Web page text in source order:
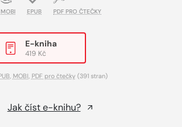
MOBI EPUB PDF PRO ČTEČKY
E-kniha
419 Kč
, MOBI, PDF pro čtečky(391 stran)
Jak číst e-knihu?